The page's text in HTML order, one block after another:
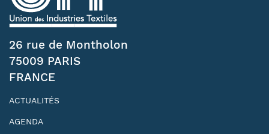
26 rue de Montholon
75009 PARIS
FRANCE
ACTUALITÉS
AGENDA